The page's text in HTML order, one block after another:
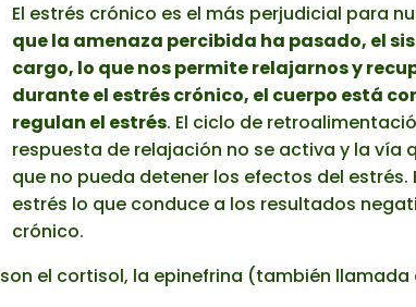
El estrés crónico es el más perjudicial para
que la amenaza percibida ha pasado, el
cargo, lo que nos permite relajarnos y
durante el estrés crónico, el cuerpo está
regulan el estrés. El ciclo de
respuesta de relajación no se activa y la vía
que no pueda detener los efectos del
estrés lo que conduce a los resultados
crónico.
son el cortisol, la epinefrina (también